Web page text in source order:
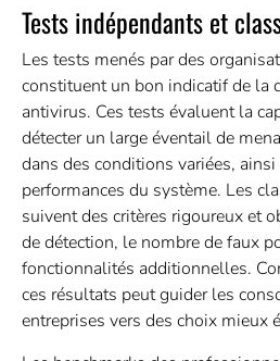
Tests indépendants et
Les tests menés par des
constituent un bon indicatif de la
antivirus. Ces tests évaluent la
détecter un large éventail de
dans des conditions variées,
performances du système. Les
suivent des critères rigoureux et
de détection, le nombre de faux
fonctionnalités additionnelles.
ces résultats peut guider les
entreprises vers des choix mieux